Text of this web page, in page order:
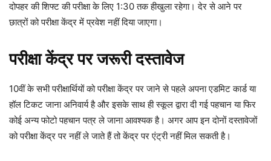
दोपहर की शिफ्ट की परीक्षा के लिए 1:30 तक हीखुला रहेगा। देर से आने पर
छात्रों को परीक्षा केंद्र में प्रवेश नहीं दिया जाएगा।
परीक्षा केंद्र पर जरूरी दस्तावेज
10वीं के सभी परीक्षार्थियों को परीक्षा केंद्र पर जाने से पहले अपना एडमिट कार्ड या
हॉल टिकट जाना अनिवार्य है और इसके साथ ही स्कूल द्वारा दी गई पहचान या फिर
कोई अन्य फोटो पहचान पत्र ले जाना आवश्यक है। अगर आप इन दोनों दस्तावेजों
को परीक्षा केंद्र पर नहीं ले जाते हैं तो केंद्र पर एंट्री नहीं मिल सकती है।